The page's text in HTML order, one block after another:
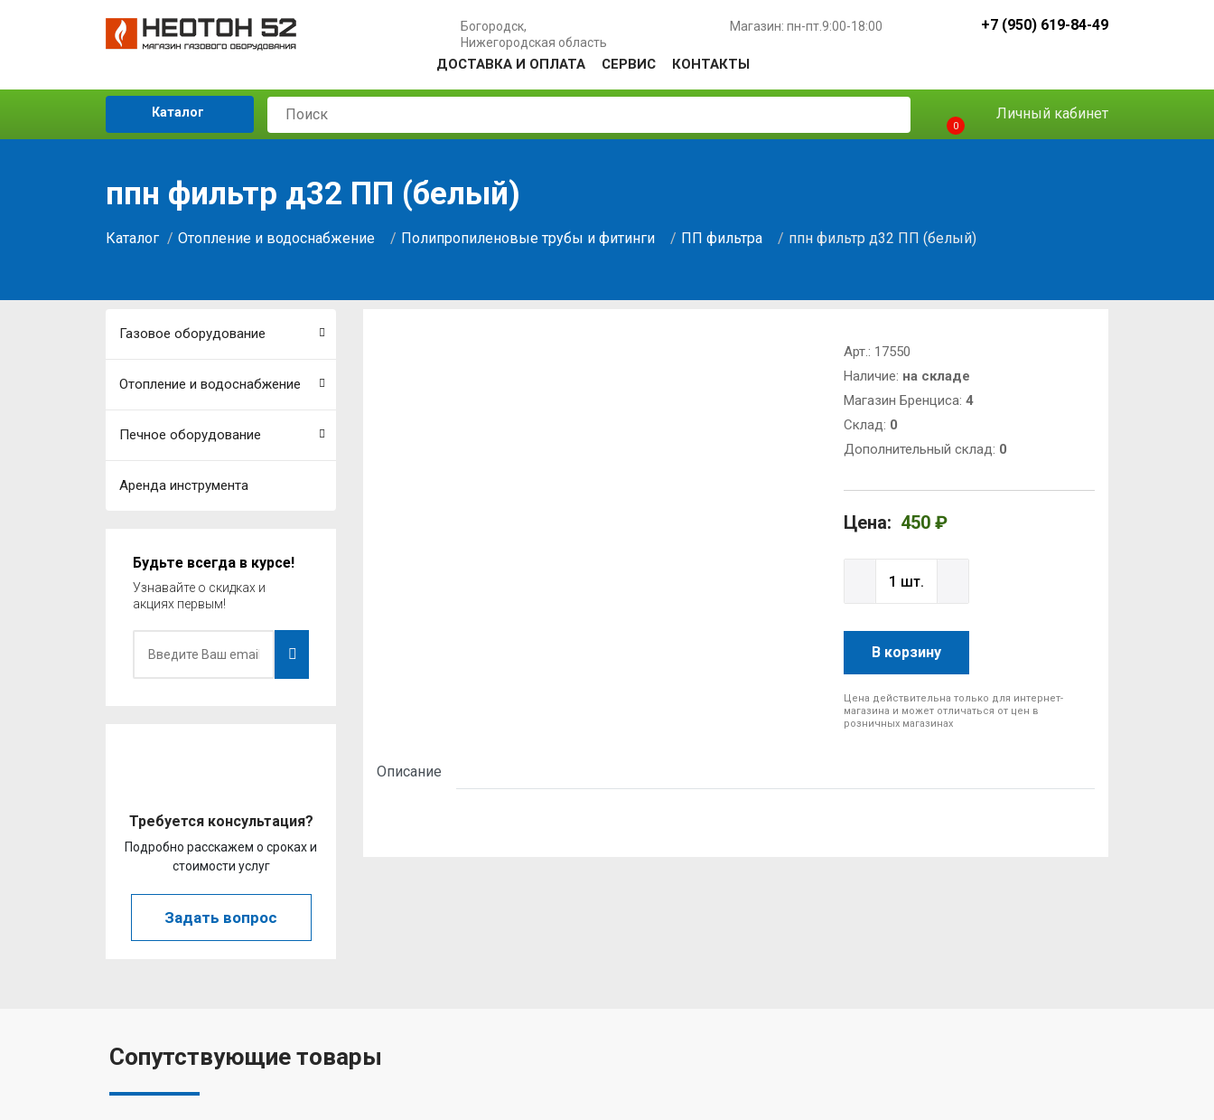
Богородск,
Нижегородская область
Магазин: пн-пт.9:00-18:00 +7 (950) 619-84-49
ДОСТАВКА И ОПЛАТА СЕРВИС КОНТАКТЫ
Каталог
0
Личный кабинет
ппн фильтр д32 ПП (белый)
Каталог Отопление и водоснабжение Полипропиленовые трубы и фитинги ПП фильтра ппн фильтр д32 ПП (белый)
Газовое оборудование
Отопление и водоснабжение
Печное оборудование
Аренда инструмента
Будьте всегда в курсе!
Узнавайте о скидках и
акциях первым!
Требуется консультация?
Подробно расскажем о сроках и
стоимости услуг
Задать вопрос
Арт.: 17550
Наличие: на складе
Магазин Бренциса: 4
Cклад: 0
Дополнительный склад: 0
Цена: 450 ₽
В корзину
Цена действительна только для интернет-
магазина и может отличаться от цен в
розничных магазинах
Описание
Сопутствующие товары